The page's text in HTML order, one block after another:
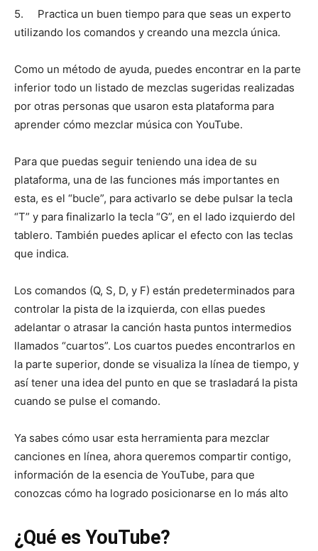
5. Practica un buen tiempo para que seas un experto
utilizando los comandos y creando una mezcla única.
Como un método de ayuda, puedes encontrar en la parte
inferior todo un listado de mezclas sugeridas realizadas
por otras personas que usaron esta plataforma para
aprender cómo mezclar música con YouTube.
Para que puedas seguir teniendo una idea de su
plataforma, una de las funciones más importantes en
esta, es el “bucle”, para activarlo se debe pulsar la tecla
“T” y para finalizarlo la tecla “G”, en el lado izquierdo del
tablero. También puedes aplicar el efecto con las teclas
que indica.
Los comandos (Q, S, D, y F) están predeterminados para
controlar la pista de la izquierda, con ellas puedes
adelantar o atrasar la canción hasta puntos intermedios
llamados “cuartos”. Los cuartos puedes encontrarlos en
la parte superior, donde se visualiza la línea de tiempo, y
así tener una idea del punto en que se trasladará la pista
cuando se pulse el comando.
Ya sabes cómo usar esta herramienta para mezclar
canciones en línea, ahora queremos compartir contigo,
información de la esencia de YouTube, para que
conozcas cómo ha logrado posicionarse en lo más alto
¿Qué es YouTube?